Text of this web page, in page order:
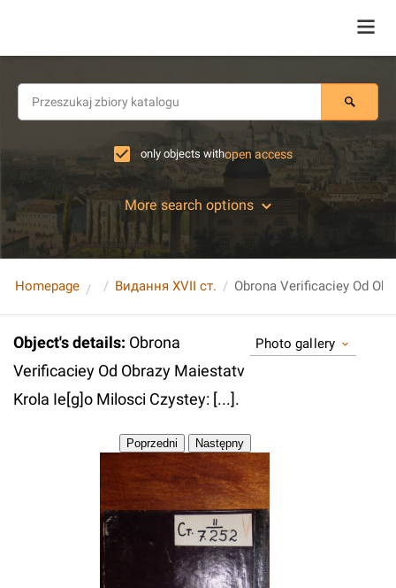
only objects withopen access
More search options
Homepage Видання XVII ст.
Object's details: Obrona
Verificaciey Od Obrazy Maiestatv
Krola Ie[g]o Milosci Czystey: [...].
Photo gallery